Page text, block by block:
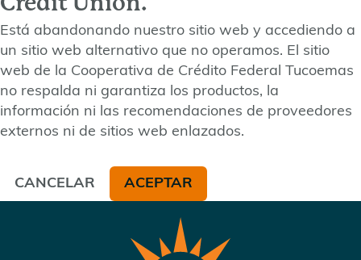
Está abandonando nuestro sitio web y accediendo a
un sitio web alternativo que no operamos. El sitio
web de la Cooperativa de Crédito Federal Tucoemas
no respalda ni garantiza los productos, la
información ni las recomendaciones de proveedores
externos ni de sitios web enlazados.
CANCELAR ACEPTAR